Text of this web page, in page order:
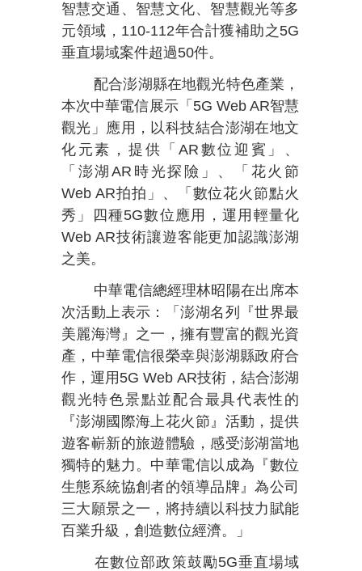
智慧交通、智慧文化、智慧觀光等多
元領域，110-112年合計獲補助之5G
垂直場域案件超過50件。
配合澎湖縣在地觀光特色產業，
本次中華電信展示「5G Web AR智慧
觀光」應用，以科技結合澎湖在地文
化元素，提供「AR數位迎賓」、
「澎湖AR時光探險」、「花火節
Web AR拍拍」、「數位花火節點火
秀」四種5G數位應用，運用輕量化
Web AR技術讓遊客能更加認識澎湖
之美。
中華電信總經理林昭陽在出席本
次活動上表示：「澎湖名列『世界最
美麗海灣』之一，擁有豐富的觀光資
產，中華電信很榮幸與澎湖縣政府合
作，運用5G Web AR技術，結合澎湖
觀光特色景點並配合最具代表性的
『澎湖國際海上花火節』活動，提供
遊客嶄新的旅遊體驗，感受澎湖當地
獨特的魅力。中華電信以成為『數位
生態系統協創者的領導品牌』為公司
三大願景之一，將持續以科技力賦能
百業升級，創造數位經濟。」
在數位部政策鼓勵5G垂直場域